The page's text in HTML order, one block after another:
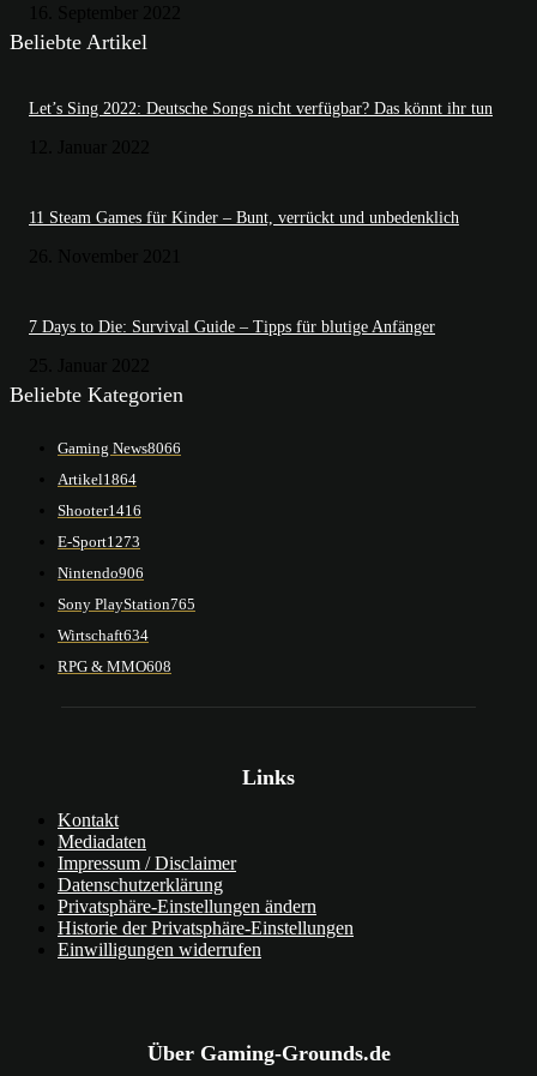
Beliebte Artikel
Let’s Sing 2022: Deutsche Songs nicht verfügbar? Das könnt ihr tun
11 Steam Games für Kinder – Bunt, verrückt und unbedenklich
7 Days to Die: Survival Guide – Tipps für blutige Anfänger
Beliebte Kategorien
Gaming News8066
Artikel1864
Shooter1416
E-Sport1273
Nintendo906
Sony PlayStation765
Wirtschaft634
RPG & MMO608
Links
Kontakt
Mediadaten
Impressum / Disclaimer
Datenschutzerklärung
Privatsphäre-Einstellungen ändern
Historie der Privatsphäre-Einstellungen
Einwilligungen widerrufen
Über Gaming-Grounds.de